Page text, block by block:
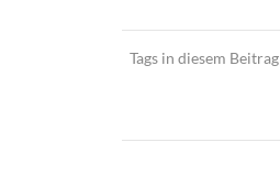
Tags in diesem Beitrag